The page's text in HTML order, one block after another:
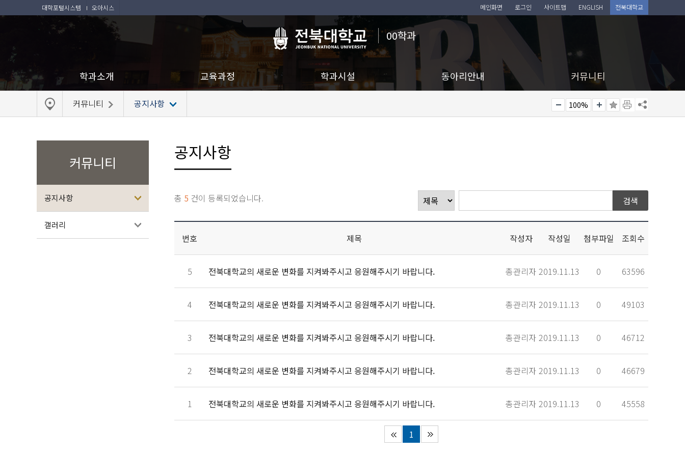
대학포털시스템 오아시스
00학과
메인화면 로그인 사이트맵 ENGLISH 전북대학교
학과소개 교육과정 학과시설 동아리안내 커뮤니티
커뮤니티 공지사항 100%
커뮤니티
공지사항
갤러리
공지사항
총 5 건이 등록되었습니다.
번호 제목 작성자 작성일 첨부파일 조회수
5 전북대학교의 새로운 변화를 지켜봐주시고 응원해주시기 바랍니다. 총관리자 2019.11.13 0 63596
4 전북대학교의 새로운 변화를 지켜봐주시고 응원해주시기 바랍니다. 총관리자 2019.11.13 0 49103
3 전북대학교의 새로운 변화를 지켜봐주시고 응원해주시기 바랍니다. 총관리자 2019.11.13 0 46712
2 전북대학교의 새로운 변화를 지켜봐주시고 응원해주시기 바랍니다. 총관리자 2019.11.13 0 46679
1 전북대학교의 새로운 변화를 지켜봐주시고 응원해주시기 바랍니다. 총관리자 2019.11.13 0 45558
1